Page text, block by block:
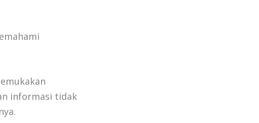
informasi tidak